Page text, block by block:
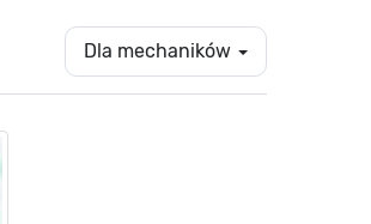
Dla mechaników